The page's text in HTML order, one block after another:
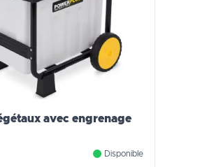
avec engrenage
Disponible